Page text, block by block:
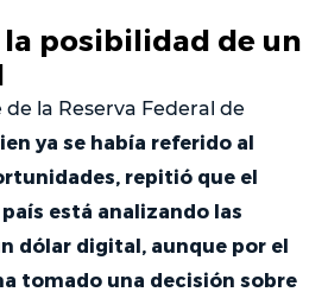
la posibilidad de un
la Reserva Federal de
ya se había referido al
repitió que el
está analizando las
dólar digital, aunque por el
tomado una decisión sobre